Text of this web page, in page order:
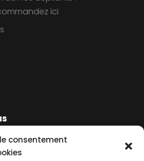
consentement
ici